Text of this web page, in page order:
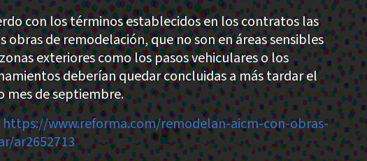
con los términos establecidos en los contratos las
obras de remodelación, que no son en áreas sensibles
exteriores como los pasos vehiculares o los
deberían quedar concluidas a más tardar el
mes de septiembre.
https://www.reforma.com/remodelan-aicm-con-obras-
ar2652713